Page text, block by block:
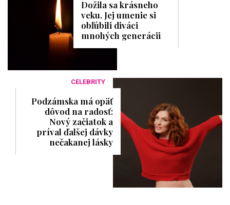
Dožila sa krásneho
veku. Jej umenie si
obľúbili diváci
mnohých generácii
CELEBRITY
Podzámska má opäť
dôvod na radosť:
Nový začiatok a
príval ďalšej dávky
nečakanej lásky